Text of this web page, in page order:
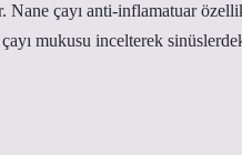
Nane çayı anti-inflamatuar
mukusu incelterek